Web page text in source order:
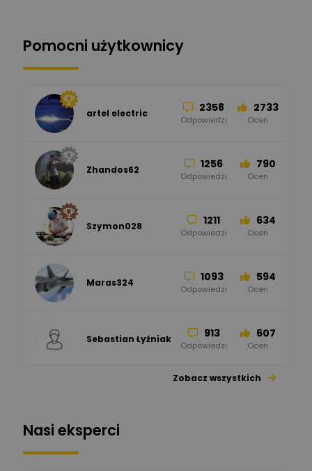
ELKO-BIS Systemy
47 67
50 59
52 45
Pomocni użytkownicy
artel electric 2358
Odpowiedzi
2733
Ocen
Zhandos62 1256
Odpowiedzi
790
Ocen
Szymon028 1211
Odpowiedzi
634
Ocen
Maras324 1093
Odpowiedzi
594
Ocen
Sebastian Łyźniak 913
Odpowiedzi
607
Ocen
Zobacz wszystkich
Nasi eksperci